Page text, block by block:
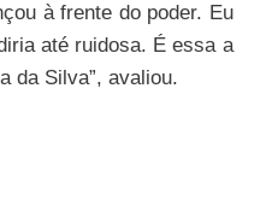
à frente do poder. Eu
até ruidosa. É essa a
da Silva”, avaliou.